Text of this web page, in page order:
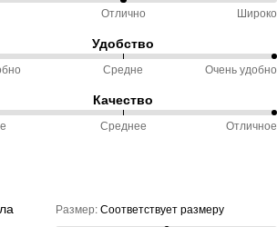
Отлично Широко
Удобство
Средне Очень удобно
Качество
Среднее Отличное
Размер:Соответствует размеру